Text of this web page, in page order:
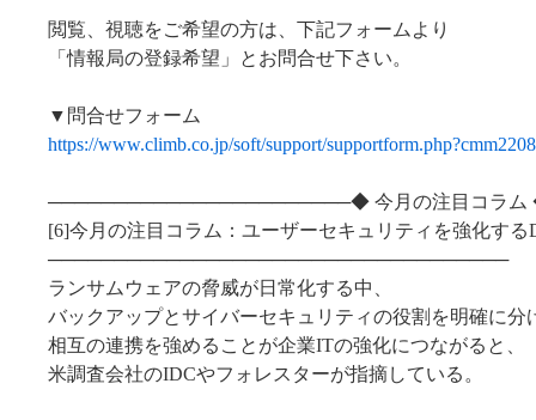
閲覧、視聴をご希望の方は、下記フォームより
「情報局の登録希望」とお問合せ下さい。
▼問合せフォーム
https://www.climb.co.jp/soft/support/
───────────────────────◆ 今月の注目コラ
[6]今月の注目コラム：ユーザーセキュリティを強化する
───────────────────────────────────
ランサムウェアの脅威が日常化する中、
バックアップとサイバーセキュリティの役割を明確に分
相互の連携を強めることが企業ITの強化につながると、
米調査会社のIDCやフォレスターが指摘している。